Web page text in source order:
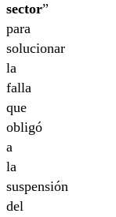
sector”
para
solucionar
la
falla
que
obligó
a
la
suspensión
del